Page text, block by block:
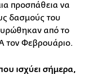
προσπάθεια να
δασμούς του
από το
τον Φεβρουάριο.
ισχύει σήμερα,